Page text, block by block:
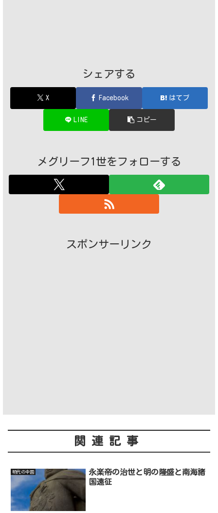
シェアする
X Facebook はてブ
LINE コピー
メグリーフ1世をフォローする
スポンサーリンク
関連記事
明代の中国
永楽帝の治世と明の隆盛と南海諸
国遠征